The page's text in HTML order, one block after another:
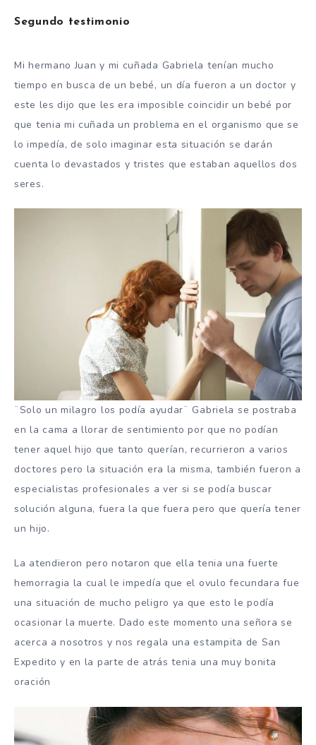
Segundo testimonio
Mi hermano Juan y mi cuñada Gabriela tenían mucho
tiempo en busca de un bebé, un día fueron a un doctor y
este les dijo que les era imposible coincidir un bebé por
que tenia mi cuñada un problema en el organismo que se
lo impedía, de solo imaginar esta situación se darán
cuenta lo devastados y tristes que estaban aquellos dos
seres.
¨Solo un milagro los podía ayudar¨ Gabriela se postraba
en la cama a llorar de sentimiento por que no podían
tener aquel hijo que tanto querían, recurrieron a varios
doctores pero la situación era la misma, también fueron a
especialistas profesionales a ver si se podía buscar
solución alguna, fuera la que fuera pero que quería tener
un hijo.
La atendieron pero notaron que ella tenia una fuerte
hemorragia la cual le impedía que el ovulo fecundara fue
una situación de mucho peligro ya que esto le podía
ocasionar la muerte. Dado este momento una señora se
acerca a nosotros y nos regala una estampita de San
Expedito y en la parte de atrás tenia una muy bonita
oración